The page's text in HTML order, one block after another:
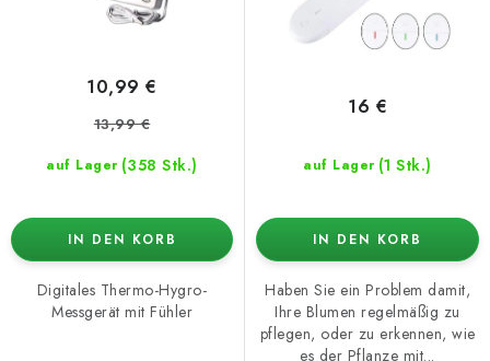
auf Lager (358 Stk.)
10,99 €
13,99 €
IN DEN KORB
Digitales Thermo-Hygro-
Messgerät mit Fühler
auf Lager (1 Stk.)
16 €
IN DEN KORB
Haben Sie ein Problem damit,
Ihre Blumen regelmäßig zu
pflegen, oder zu erkennen, wie
es der Pflanze mit...